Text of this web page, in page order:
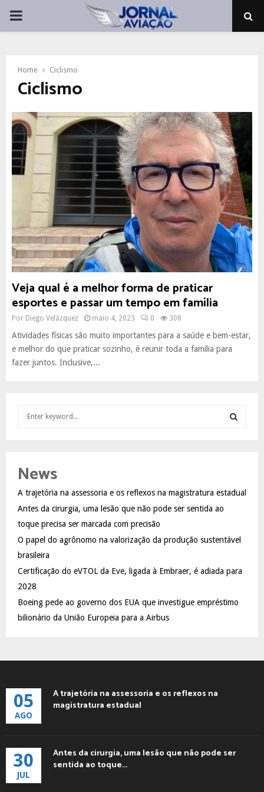
PRIMARY
Home Ciclismo
Ciclismo
Veja qual é a melhor forma de praticar
esportes e passar um tempo em família
Por Diego Velázquez maio 4, 2023 0 308
Atividades físicas são muito importantes para a saúde e bem-estar,
e melhor do que praticar sozinho, é reunir toda a família para
fazer juntos. Inclusive,...
h
o
r
:
A
C
News
A trajetória na assessoria e os reflexos na magistratura estadual
Antes da cirurgia, uma lesão que não pode ser sentida ao
toque precisa ser marcada com precisão
O papel do agrônomo na valorização da produção sustentável
brasileira
Certificação do eVTOL da Eve, ligada à Embraer, é adiada para
2028
Boeing pede ao governo dos EUA que investigue empréstimo
bilionário da União Europeia para a Airbus
05
AGO
A trajetória na assessoria e os reflexos na
magistratura estadual
30
JUL
Antes da cirurgia, uma lesão que não pode ser
sentida ao toque...